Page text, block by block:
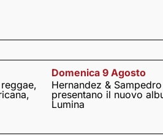
Domenica 9 Agosto
Hernandez & Sampedro
presentano il nuovo
Lumina